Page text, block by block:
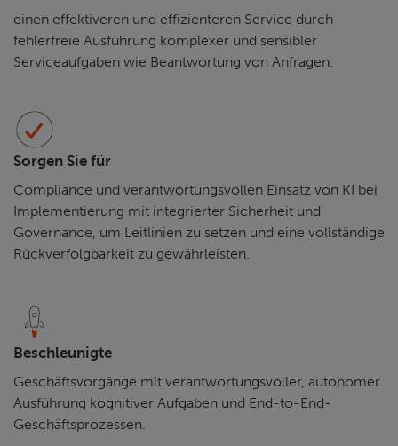
einen effektiveren und effizienteren Service durch
fehlerfreie Ausführung komplexer und sensibler
Serviceaufgaben wie Beantwortung von Anfragen.
Sorgen Sie für
Compliance und verantwortungsvollen Einsatz von KI bei
Implementierung mit integrierter Sicherheit und
Governance, um Leitlinien zu setzen und eine vollständige
Rückverfolgbarkeit zu gewährleisten.
Beschleunigte
Geschäftsvorgänge mit verantwortungsvoller, autonomer
Ausführung kognitiver Aufgaben und End-to-End-
Geschäftsprozessen.